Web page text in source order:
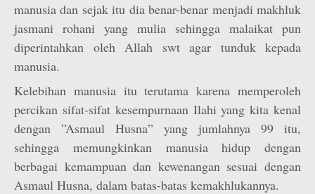
manusia dan sejak itu dia benar-benar menjadi makhluk
jasmani rohani yang mulia sehingga malaikat pun
diperintahkan oleh Allah swt agar tunduk kepada
manusia.
Kelebihan manusia itu terutama karena memperoleh
percikan sifat-sifat kesempurnaan Ilahi yang kita kenal
dengan ”Asmaul Husna” yang jumlahnya 99 itu,
sehingga memungkinkan manusia hidup dengan
berbagai kemampuan dan kewenangan sesuai dengan
Asmaul Husna, dalam batas-batas kemakhlukannya.